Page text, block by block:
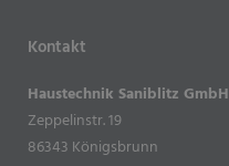
Kontakt
Haustechnik Saniblitz GmbH
Zeppelinstr. 19
86343 Königsbrunn